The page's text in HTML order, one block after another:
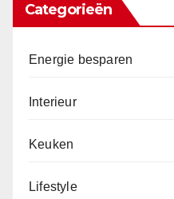
Categorieën
Energie besparen
Interieur
Keuken
Lifestyle